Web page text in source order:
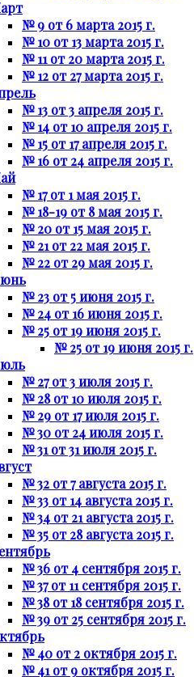
№ 9 от 6 марта 2015 г.
№ 10 от 13 марта 2015 г.
№ 11 от 20 марта 2015 г.
№ 12 от 27 марта 2015 г.
№ 13 от 3 апреля 2015 г.
№ 14 от 10 апреля 2015 г.
№ 15 от 17 апреля 2015 г.
№ 16 от 24 апреля 2015 г.
№ 17 от 1 мая 2015 г.
№ 18-19 от 8 мая 2015 г.
№ 20 от 15 мая 2015 г.
№ 21 от 22 мая 2015 г.
№ 22 от 29 мая 2015 г.
№ 23 от 5 июня 2015 г.
№ 24 от 16 июня 2015 г.
№ 25 от 19 июня 2015 г.
№ 25 от 19 июня 2015 г.
№ 27 от 3 июля 2015 г.
№ 28 от 10 июля 2015 г.
№ 29 от 17 июля 2015 г.
№ 30 от 24 июля 2015 г.
№ 31 от 31 июля 2015 г.
№ 32 от 7 августа 2015 г.
№ 33 от 14 августа 2015 г.
№ 34 от 21 августа 2015 г.
№ 35 от 28 августа 2015 г.
№ 36 от 4 сентября 2015 г.
№ 37 от 11 сентября 2015 г.
№ 38 от 18 сентября 2015 г.
№ 39 от 25 сентября 2015 г.
№ 40 от 2 октября 2015 г.
№ 41 от 9 октября 2015 г.